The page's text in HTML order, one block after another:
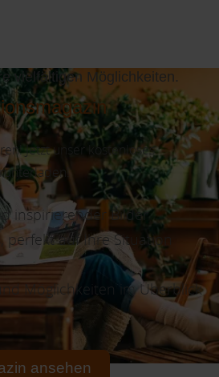
vielfältigen Möglichkeiten.
Jetzt unser kostenloses
inspirierender Bilder
perfekt auf Ihre Situation
Möglichkeiten im Überblick
ansehen